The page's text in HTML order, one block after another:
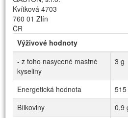
Kvítková 4703
760 01 Zlín
ČR
Výživové hodnoty
- z toho nasycené mastné
kyseliny
3 g
Energetická hodnota
Bílkoviny
0,9